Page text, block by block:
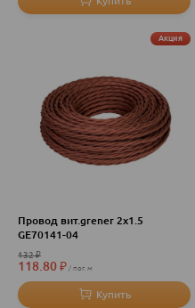
Акция
Провод вит.grener 2х1.5
GE70141-04
132₽
118.80₽ пог. м